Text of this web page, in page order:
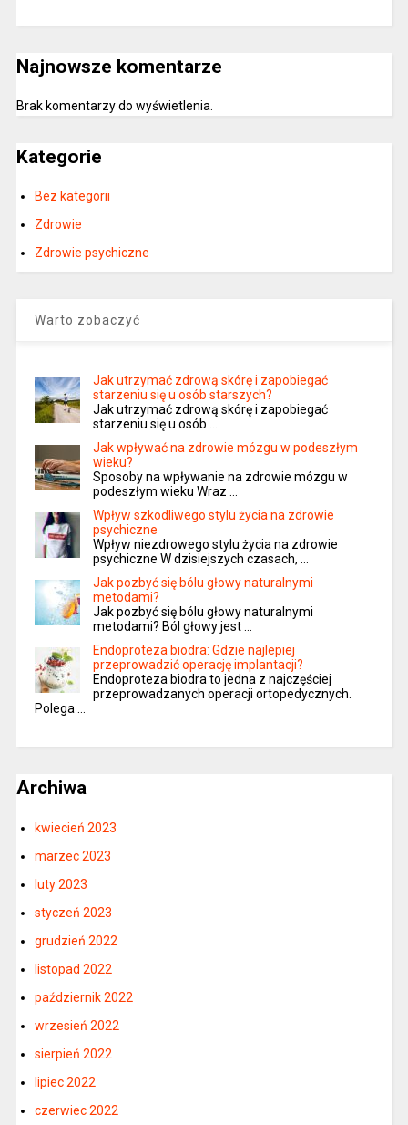
Najnowsze komentarze
Brak komentarzy do wyświetlenia.
Kategorie
Bez kategorii
Zdrowie
Zdrowie psychiczne
Warto zobaczyć
Jak utrzymać zdrową skórę i zapobiegać
starzeniu się u osób starszych?
Jak utrzymać zdrową skórę i zapobiegać
starzeniu się u osób …
Jak wpływać na zdrowie mózgu w podeszłym
wieku?
Sposoby na wpływanie na zdrowie mózgu w
podeszłym wieku Wraz …
Wpływ szkodliwego stylu życia na zdrowie
psychiczne
Wpływ niezdrowego stylu życia na zdrowie
psychiczne W dzisiejszych czasach, …
Jak pozbyć się bólu głowy naturalnymi
metodami?
Jak pozbyć się bólu głowy naturalnymi
metodami? Ból głowy jest …
Endoproteza biodra: Gdzie najlepiej
przeprowadzić operację implantacji?
Endoproteza biodra to jedna z najczęściej
przeprowadzanych operacji ortopedycznych.
Polega …
Archiwa
kwiecień 2023
marzec 2023
luty 2023
styczeń 2023
grudzień 2022
listopad 2022
październik 2022
wrzesień 2022
sierpień 2022
lipiec 2022
czerwiec 2022